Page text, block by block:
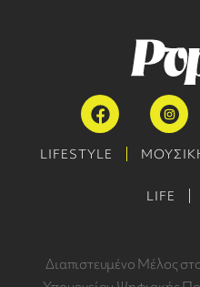
LIFESTYLE
LIFE
Διαπιστευμένο Μέλος